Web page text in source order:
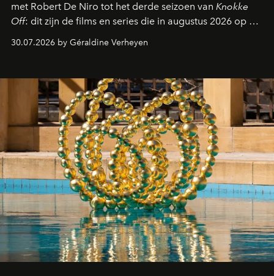
met Robert De Niro tot het derde seizoen van Knokke
Off: dit zijn de films en series die in augustus 2026 op de
streamingplatformen verschijnen.
30.07.2026 by Géraldine Verheyen